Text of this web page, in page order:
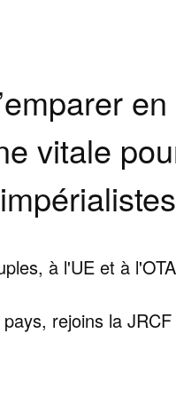
vitale
à l'UE et à
rejoins la JRCF